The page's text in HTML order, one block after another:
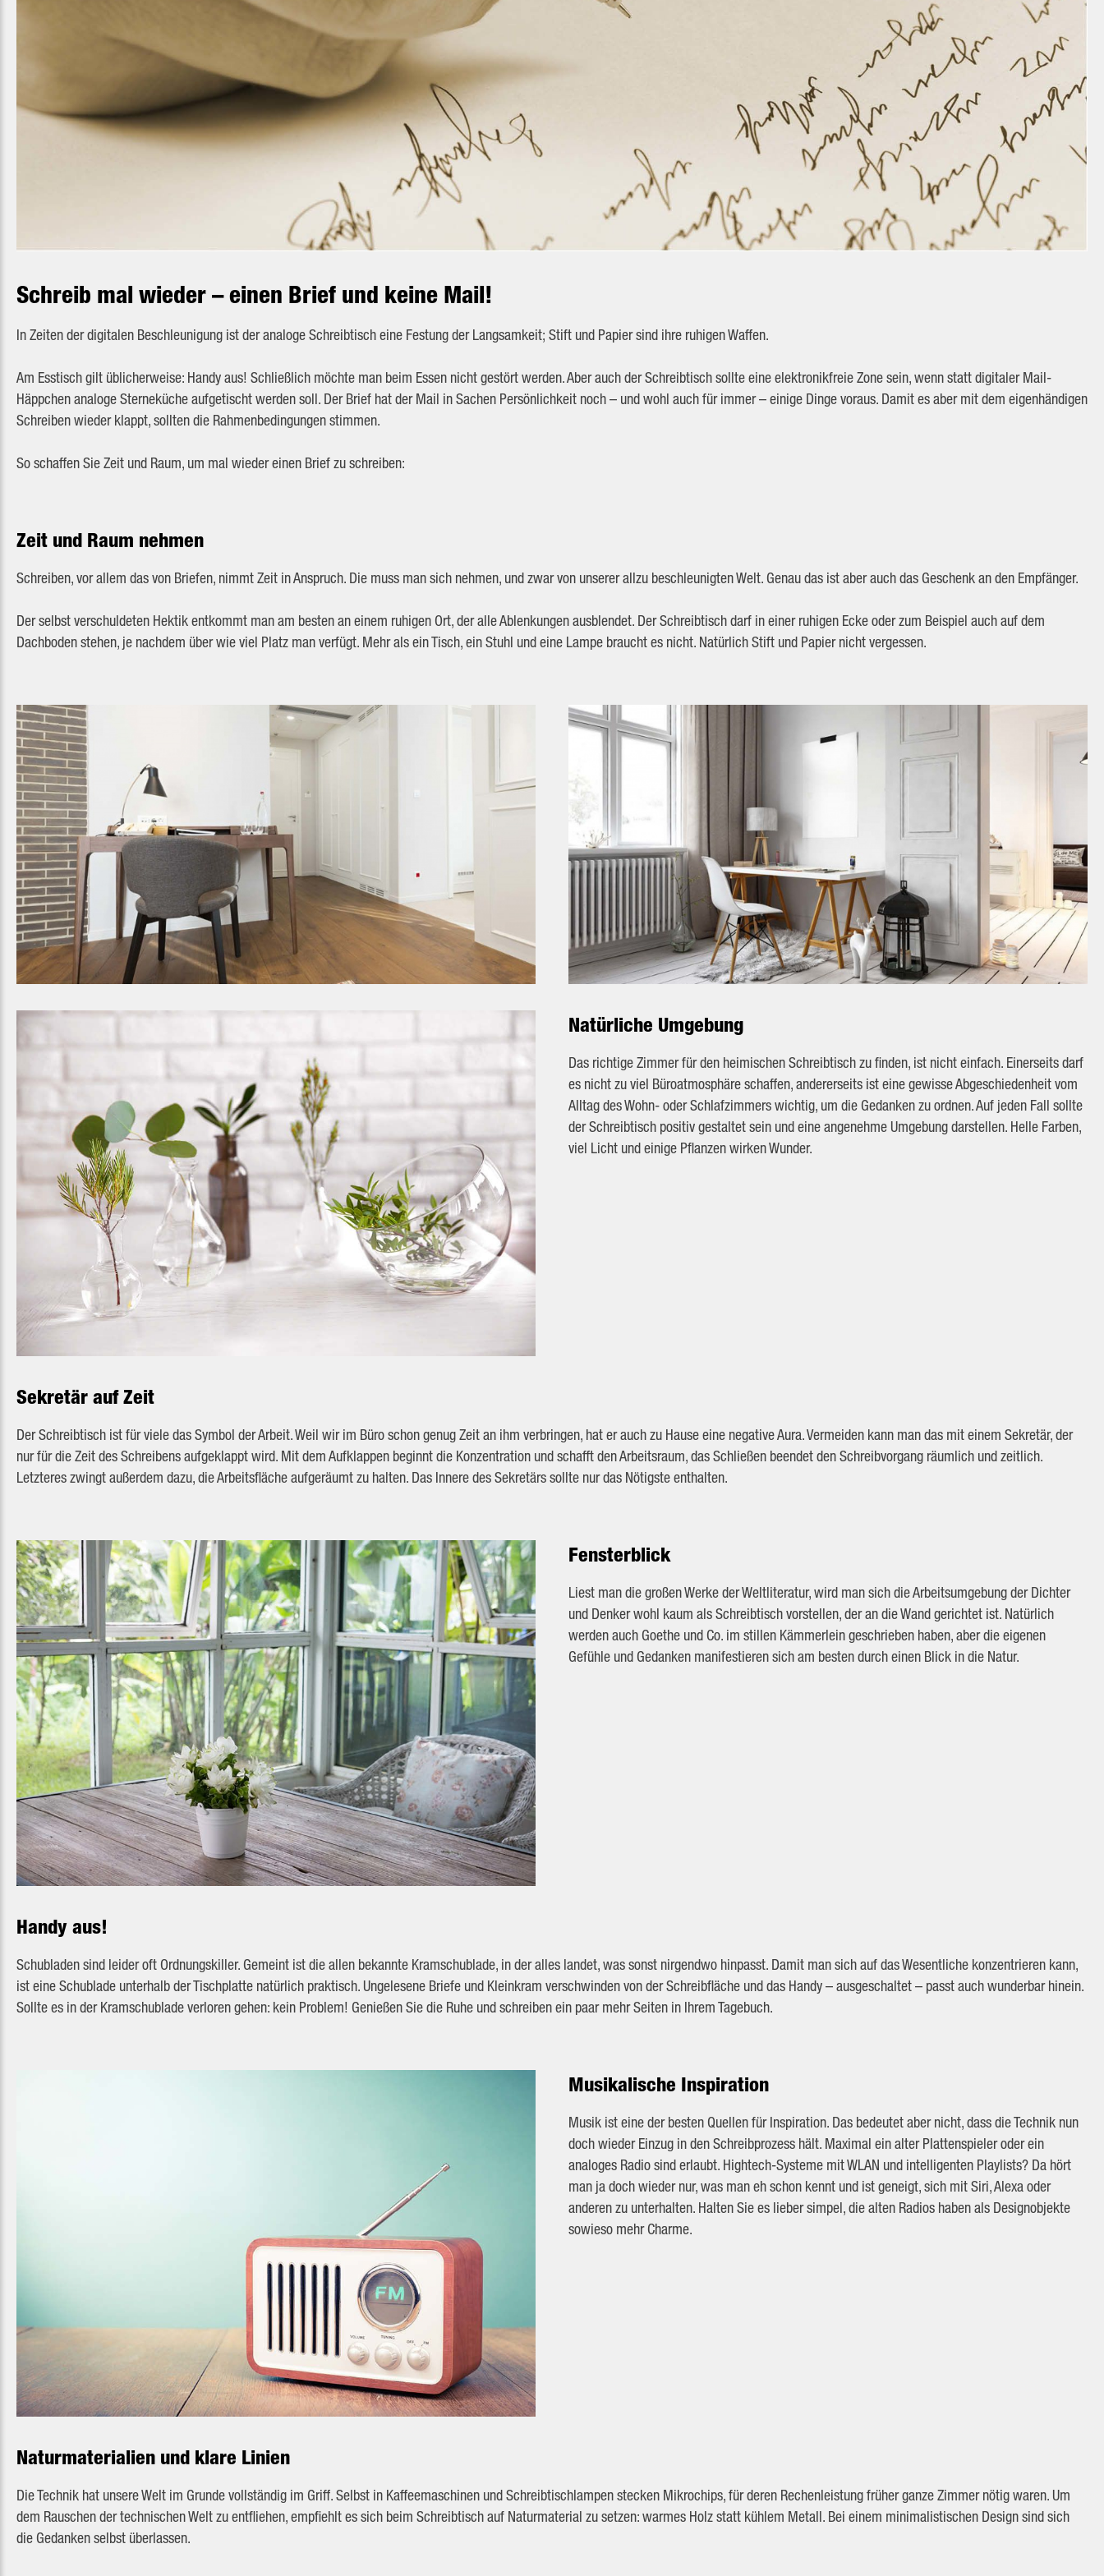
Schreib mal wieder – einen Brief und keine Mail!
In Zeiten der digitalen Beschleunigung ist der analoge Schreibtisch eine Festung der Langsamkeit; Stift und Papier sind ihre ruhigen Waffen.
Am Esstisch gilt üblicherweise: Handy aus! Schließlich möchte man beim Essen nicht gestört werden. Aber auch der Schreibtisch sollte eine elektronikfreie Zone sein, wenn statt digitaler Mail-
Häppchen analoge Sterneküche aufgetischt werden soll. Der Brief hat der Mail in Sachen Persönlichkeit noch – und wohl auch für immer – einige Dinge voraus. Damit es aber mit dem eigenhändigen
Schreiben wieder klappt, sollten die Rahmenbedingungen stimmen.
So schaffen Sie Zeit und Raum, um mal wieder einen Brief zu schreiben:
Zeit und Raum nehmen
Schreiben, vor allem das von Briefen, nimmt Zeit in Anspruch. Die muss man sich nehmen, und zwar von unserer allzu beschleunigten Welt. Genau das ist aber auch das Geschenk an den Empfänger.
Der selbst verschuldeten Hektik entkommt man am besten an einem ruhigen Ort, der alle Ablenkungen ausblendet. Der Schreibtisch darf in einer ruhigen Ecke oder zum Beispiel auch auf dem
Dachboden stehen, je nachdem über wie viel Platz man verfügt. Mehr als ein Tisch, ein Stuhl und eine Lampe braucht es nicht. Natürlich Stift und Papier nicht vergessen.
Natürliche Umgebung
Das richtige Zimmer für den heimischen Schreibtisch zu finden, ist nicht einfach. Einerseits darf
es nicht zu viel Büroatmosphäre schaffen, andererseits ist eine gewisse Abgeschiedenheit vom
Alltag des Wohn- oder Schlafzimmers wichtig, um die Gedanken zu ordnen. Auf jeden Fall sollte
der Schreibtisch positiv gestaltet sein und eine angenehme Umgebung darstellen. Helle Farben,
viel Licht und einige Pflanzen wirken Wunder.
Sekretär auf Zeit
Der Schreibtisch ist für viele das Symbol der Arbeit. Weil wir im Büro schon genug Zeit an ihm verbringen, hat er auch zu Hause eine negative Aura. Vermeiden kann man das mit einem Sekretär, der
nur für die Zeit des Schreibens aufgeklappt wird. Mit dem Aufklappen beginnt die Konzentration und schafft den Arbeitsraum, das Schließen beendet den Schreibvorgang räumlich und zeitlich.
Letzteres zwingt außerdem dazu, die Arbeitsfläche aufgeräumt zu halten. Das Innere des Sekretärs sollte nur das Nötigste enthalten.
Fensterblick
Liest man die großen Werke der Weltliteratur, wird man sich die Arbeitsumgebung der Dichter
und Denker wohl kaum als Schreibtisch vorstellen, der an die Wand gerichtet ist. Natürlich
werden auch Goethe und Co. im stillen Kämmerlein geschrieben haben, aber die eigenen
Gefühle und Gedanken manifestieren sich am besten durch einen Blick in die Natur.
Handy aus!
Schubladen sind leider oft Ordnungskiller. Gemeint ist die allen bekannte Kramschublade, in der alles landet, was sonst nirgendwo hinpasst. Damit man sich auf das Wesentliche konzentrieren kann,
ist eine Schublade unterhalb der Tischplatte natürlich praktisch. Ungelesene Briefe und Kleinkram verschwinden von der Schreibfläche und das Handy – ausgeschaltet – passt auch wunderbar hinein.
Sollte es in der Kramschublade verloren gehen: kein Problem! Genießen Sie die Ruhe und schreiben ein paar mehr Seiten in Ihrem Tagebuch.
Musikalische Inspiration
Musik ist eine der besten Quellen für Inspiration. Das bedeutet aber nicht, dass die Technik nun
doch wieder Einzug in den Schreibprozess hält. Maximal ein alter Plattenspieler oder ein
analoges Radio sind erlaubt. Hightech-Systeme mit WLAN und intelligenten Playlists? Da hört
man ja doch wieder nur, was man eh schon kennt und ist geneigt, sich mit Siri, Alexa oder
anderen zu unterhalten. Halten Sie es lieber simpel, die alten Radios haben als Designobjekte
sowieso mehr Charme.
Naturmaterialien und klare Linien
Die Technik hat unsere Welt im Grunde vollständig im Griff. Selbst in Kaffeemaschinen und Schreibtischlampen stecken Mikrochips, für deren Rechenleistung früher ganze Zimmer nötig waren. Um
dem Rauschen der technischen Welt zu entfliehen, empfiehlt es sich beim Schreibtisch auf Naturmaterial zu setzen: warmes Holz statt kühlem Metall. Bei einem minimalistischen Design sind sich
die Gedanken selbst überlassen.